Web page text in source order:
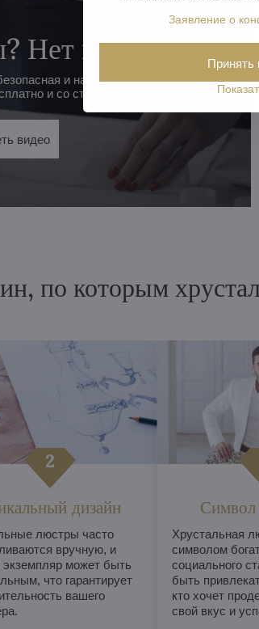
Нет проблем!
и надежная
и со страховкой.
видео
по которым
дизайн
люстры часто
вручную, и
может быть
что гарантирует
вашего
Символ
Хрустальная
символом
социального
быть
кто хочет
свой вкус и
Заявление о
Принять